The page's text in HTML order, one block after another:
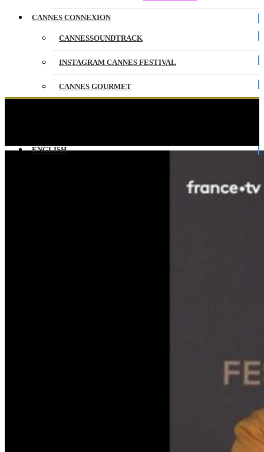
CANNES CONNEXION
CANNESSOUNDTRACK
INSTAGRAM CANNES FESTIVAL
CANNES GOURMET
ENGLISH